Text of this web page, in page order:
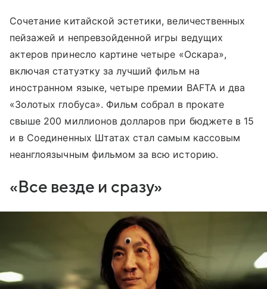
Сочетание китайской эстетики, величественных
пейзажей и непревзойденной игры ведущих
актеров принесло картине четыре «Оскара»,
включая статуэтку за лучший фильм на
иностранном языке, четыре премии BAFTA и два
«Золотых глобуса». Фильм собрал в прокате
свыше 200 миллионов долларов при бюджете в 15
и в Соединенных Штатах стал самым кассовым
неанглоязычным фильмом за всю историю.
«Все везде и сразу»